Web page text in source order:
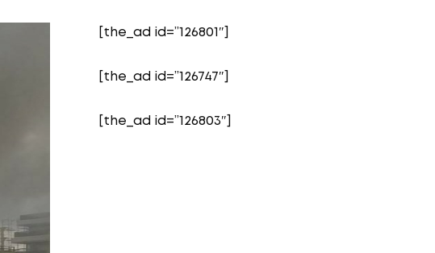
[the_ad id=”126801″]
[the_ad id=”126747″]
[the_ad id=”126803″]